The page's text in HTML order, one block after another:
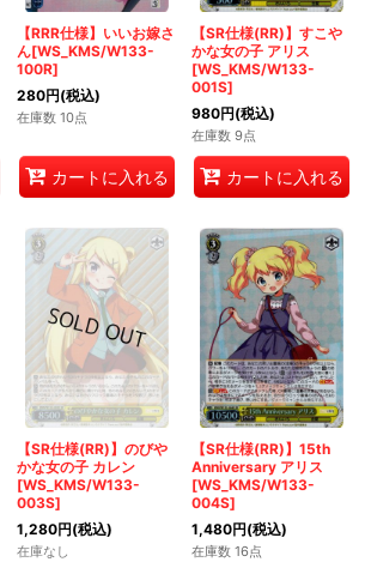
【RRR仕様】いいお嫁さ
ん[WS_KMS/W133-
100R]
280円(税込)
在庫数 10点
カートに入れる
【SR仕様(RR)】すこや
かな女の子 アリス
[WS_KMS/W133-
001S]
980円(税込)
在庫数 9点
カートに入れる
【SR仕様(RR)】のびや
かな女の子 カレン
[WS_KMS/W133-
003S]
1,280円(税込)
在庫なし
【SR仕様(RR)】15th
Anniversary アリス
[WS_KMS/W133-
004S]
1,480円(税込)
在庫数 16点